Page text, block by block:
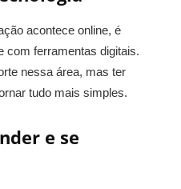
acontece online, é
com ferramentas digitais.
nessa área, mas ter
tudo mais simples.
e se